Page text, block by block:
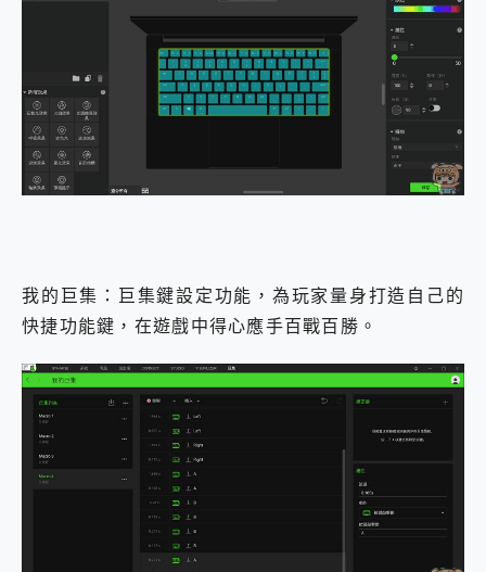
我的巨集：巨集鍵設定功能，為玩家量身打造自己的
快捷功能鍵，在遊戲中得心應手百戰百勝。